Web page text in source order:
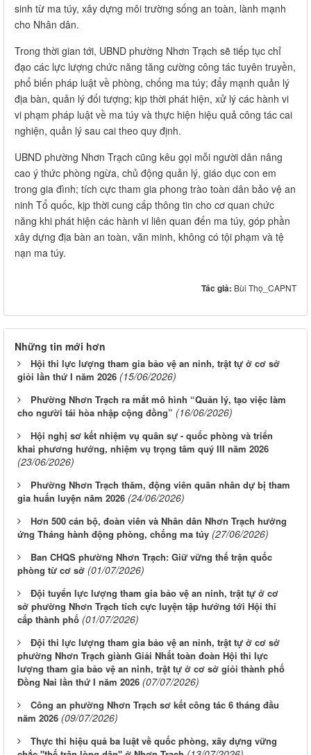
sinh từ ma túy, xây dựng môi trường sống an toàn, lành mạnh
cho Nhân dân.
Trong thời gian tới, UBND phường Nhơn Trạch sẽ tiếp tục chỉ
đạo các lực lượng chức năng tăng cường công tác tuyên truyền,
phổ biến pháp luật về phòng, chống ma túy; đẩy mạnh quản lý
địa bàn, quản lý đối tượng; kịp thời phát hiện, xử lý các hành vi
vi phạm pháp luật về ma túy và thực hiện hiệu quả công tác cai
nghiện, quản lý sau cai theo quy định.
UBND phường Nhơn Trạch cũng kêu gọi mỗi người dân nâng
cao ý thức phòng ngừa, chủ động quản lý, giáo dục con em
trong gia đình; tích cực tham gia phong trào toàn dân bảo vệ an
ninh Tổ quốc, kịp thời cung cấp thông tin cho cơ quan chức
năng khi phát hiện các hành vi liên quan đến ma túy, góp phần
xây dựng địa bàn an toàn, văn minh, không có tội phạm và tệ
nạn ma túy.
Tác giả: Bùi Thọ_CAPNT
Những tin mới hơn
Hội thi lực lượng tham gia bảo vệ an ninh, trật tự ở cơ sở
giỏi lần thứ I năm 2026 (15/06/2026)
Phường Nhơn Trạch ra mắt mô hình “Quản lý, tạo việc làm
cho người tái hòa nhập cộng đồng” (16/06/2026)
Hội nghị sơ kết nhiệm vụ quân sự - quốc phòng và triển
khai phương hướng, nhiệm vụ trọng tâm quý III năm 2026
(23/06/2026)
Phường Nhơn Trạch thăm, động viên quân nhân dự bị tham
gia huấn luyện năm 2026 (24/06/2026)
Hơn 500 cán bộ, đoàn viên và Nhân dân Nhơn Trạch hưởng
ứng Tháng hành động phòng, chống ma túy (27/06/2026)
Ban CHQS phường Nhơn Trạch: Giữ vững thế trận quốc
phòng từ cơ sở (01/07/2026)
Đội tuyển lực lượng tham gia bảo vệ an ninh, trật tự ở cơ
sở phường Nhơn Trạch tích cực luyện tập hướng tới Hội thi
cấp thành phố (01/07/2026)
Đội thi lực lượng tham gia bảo vệ an ninh, trật tự ở cơ sở
phường Nhơn Trạch giành Giải Nhất toàn đoàn Hội thi lực
lượng tham gia bảo vệ an ninh, trật tự ở cơ sở giỏi thành phố
Đồng Nai lần thứ I năm 2026 (07/07/2026)
Công an phường Nhơn Trạch sơ kết công tác 6 tháng đầu
năm 2026 (09/07/2026)
Thực thi hiệu quả ba luật về quốc phòng, xây dựng vững